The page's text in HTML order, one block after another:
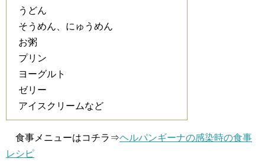
うどん
そうめん、にゅうめん
お粥
プリン
ヨーグルト
ゼリー
アイスクリームなど
食事メニューはコチラ⇒ヘルパンギーナの感染時の食事
レシピ